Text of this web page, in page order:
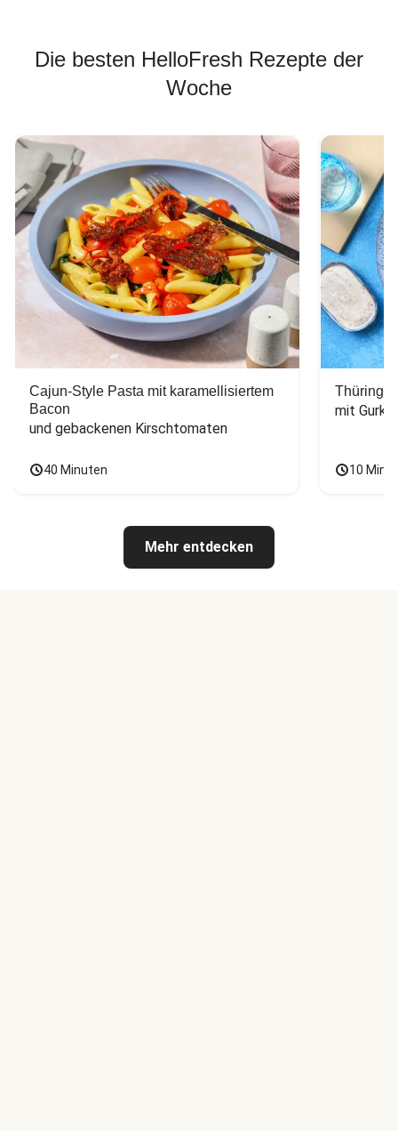
Die besten HelloFresh Rezepte der
Woche
Cajun-Style Pasta mit karamellisiertem
Bacon
und gebackenen Kirschtomaten
40 Minuten
mit
10
Mehr entdecken